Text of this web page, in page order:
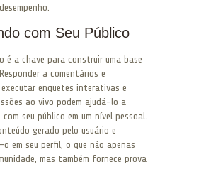
com Seu Público
é a chave para construir uma base
a comentários e
executar enquetes interativas e
ao vivo podem ajudá-lo a
seu público em um nível pessoal.
gerado pelo usuário e
em seu perfil, o que não apenas
mas também fornece prova